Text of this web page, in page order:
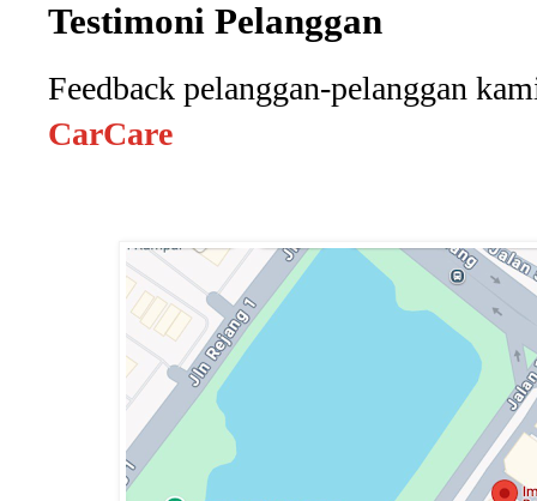
Testimoni Pelanggan
Feedback pelanggan-pelanggan
CarCare